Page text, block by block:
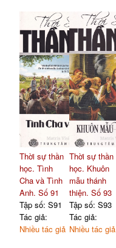
Thời sự thần
học. Tình
Cha và Tình
Anh. Số 91
Tập số: S91
Tác giả:
Nhiều tác giả
Thời sự thần
học. Khuôn
mẫu thánh
thiện. Số 93
Tập số: S93
Tác giả:
Nhiều tác giả